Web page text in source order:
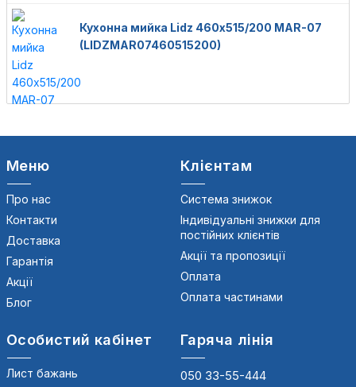
Кухонна мийка Lidz 460х515/200 MAR-07
(LIDZMAR07460515200)
Меню
Про нас
Контакти
Доставка
Гарантія
Акції
Блог
Клієнтам
Система знижок
Індивідуальні знижки для
постійних клієнтів
Акції та пропозиції
Оплата
Оплата частинами
Особистий кабінет
Лист бажань
Гаряча лінія
050 33-55-444